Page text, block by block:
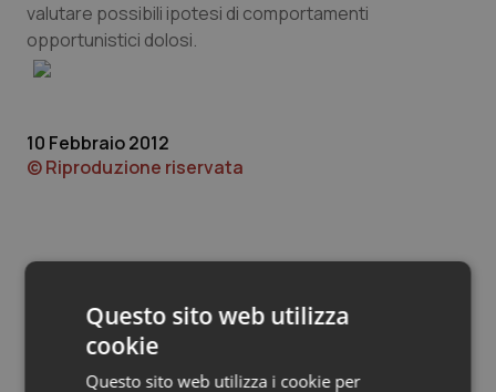
Oncologia & Nutrizione
Quotidiano Cardiologia
Quotidiano Chirurgia
Quotidiano Pediatria
Rene & patologie urogenitali
valutare possibili ipotesi di comportamenti
opportunistici dolosi.
10 Febbraio 2012
© Riproduzione riservata
Potrebbe interessarti in
Federsanità
Questo sito web utilizza
cookie
Questo sito web utilizza i cookie per